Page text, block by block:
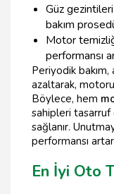
Güz
bakım
Motor
performansı
Periyodik bakım,
azaltarak,
Böylece, hem
sahipleri tasarruf
sağlanır.
performansı
En İyi Oto